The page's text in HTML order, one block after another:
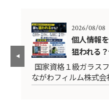
2026/08/08
個人情報
狙われる
国家資格１級ガラス
ながわフィルム株式